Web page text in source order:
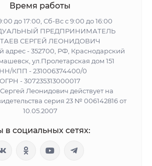
Время работы
до 17:00, Сб-Вс с 9:00 до 16:00
ПРЕДПРИНИМАТЕЛЬ
СЕРГЕЙ ЛЕОНИДОВИЧ
адрес - 352700, РФ, Краснодарский
ул.Пролетарская дом 151
КПП - 231006374400/0
ОГРН - 307235313000017
Леонидович действует на
серия 23 № 006142816 от
10.05.2007
в социальных сетях: